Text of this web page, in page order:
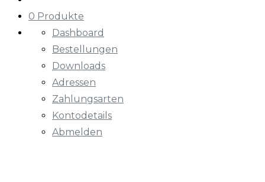
0 Produkte
Dashboard
Bestellungen
Downloads
Adressen
Zahlungsarten
Kontodetails
Abmelden